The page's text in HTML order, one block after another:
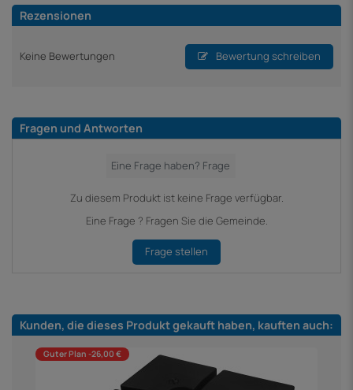
Rezensionen
Keine Bewertungen Bewertung schreiben
Fragen und Antworten
Zu diesem Produkt ist keine Frage verfügbar.
Eine Frage ? Fragen Sie die Gemeinde.
Frage stellen
Kunden, die dieses Produkt gekauft haben, kauften auch:
Guter Plan -26,00 €